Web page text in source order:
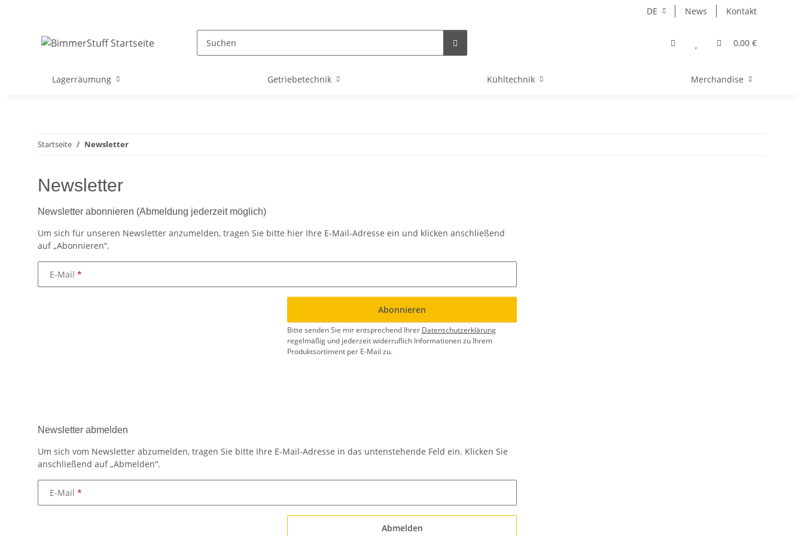
DE News Kontakt
0,00 €
Lagerräumung Getriebetechnik Kühltechnik Merchandise
Startseite Newsletter
Newsletter
Newsletter abonnieren (Abmeldung jederzeit möglich)
Um sich für unseren Newsletter anzumelden, tragen Sie bitte hier Ihre E-Mail-Adresse ein und klicken anschließend
auf „Abonnieren“.
E-Mail
Abonnieren
Bitte senden Sie mir entsprechend Ihrer Datenschutzerklärung
regelmäßig und jederzeit widerruflich Informationen zu Ihrem
Produktsortiment per E-Mail zu.
Newsletter abmelden
Um sich vom Newsletter abzumelden, tragen Sie bitte Ihre E-Mail-Adresse in das untenstehende Feld ein. Klicken Sie
anschließend auf „Abmelden“.
E-Mail
Abmelden